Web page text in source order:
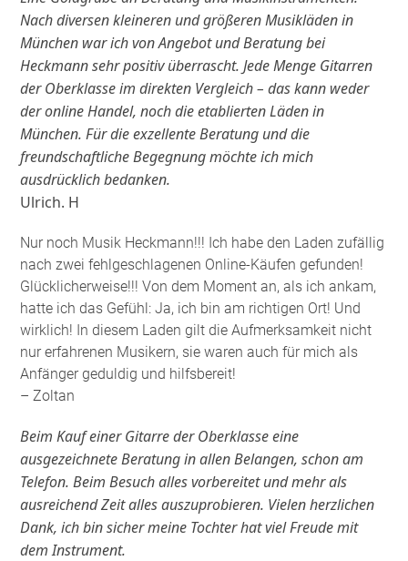
Nach diversen kleineren und größeren Musikläden in
München war ich von Angebot und Beratung bei
Heckmann sehr positiv überrascht. Jede Menge Gitarren
der Oberklasse im direkten Vergleich – das kann weder
der online Handel, noch die etablierten Läden in
München. Für die exzellente Beratung und die
freundschaftliche Begegnung möchte ich mich
ausdrücklich bedanken.
Ulrich. H
Nur noch Musik Heckmann!!! Ich habe den Laden zufällig
nach zwei fehlgeschlagenen Online-Käufen gefunden!
Glücklicherweise!!! Von dem Moment an, als ich ankam,
hatte ich das Gefühl: Ja, ich bin am richtigen Ort! Und
wirklich! In diesem Laden gilt die Aufmerksamkeit nicht
nur erfahrenen Musikern, sie waren auch für mich als
Anfänger geduldig und hilfsbereit!
– Zoltan
Beim Kauf einer Gitarre der Oberklasse eine
ausgezeichnete Beratung in allen Belangen, schon am
Telefon. Beim Besuch alles vorbereitet und mehr als
ausreichend Zeit alles auszuprobieren. Vielen herzlichen
Dank, ich bin sicher meine Tochter hat viel Freude mit
dem Instrument.